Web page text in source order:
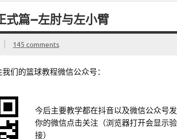
式篇—左肘与左小臂
145 comments
们的篮球教程微信公众号：
今后主要教学都在抖音以及微信公众号
你的微信点击关注（浏览器打开会显示
接）